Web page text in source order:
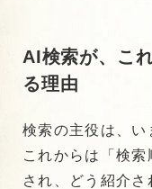
AI検索が、こ
る理由
検索の主役は、い
これからは「検索
され、どう紹介